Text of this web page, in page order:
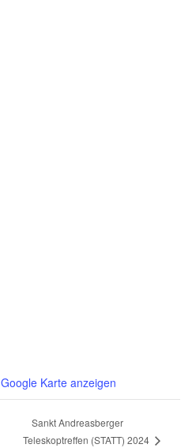
Google Karte anzeigen
Sankt Andreasberger
Teleskoptreffen (STATT) 2024